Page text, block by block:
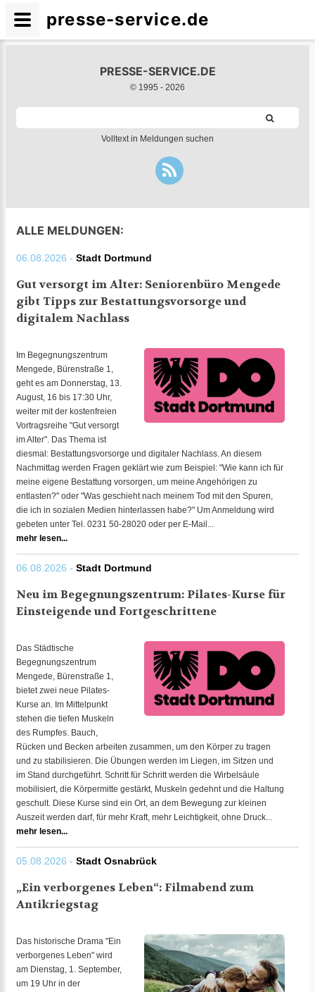
PRESSE-SERVICE.DE
© 1995 - 2026
Volltext in Meldungen suchen
ALLE MELDUNGEN:
06.08.2026 - Stadt Dortmund
Gut versorgt im Alter: Seniorenbüro Mengede
gibt Tipps zur Bestattungsvorsorge und
digitalem Nachlass
Im Begegnungszentrum
Mengede, Bürenstraße 1,
geht es am Donnerstag, 13.
August, 16 bis 17:30 Uhr,
weiter mit der kostenfreien
Vortragsreihe "Gut versorgt
im Alter". Das Thema ist
diesmal: Bestattungsvorsorge und digitaler Nachlass. An diesem
Nachmittag werden Fragen geklärt wie zum Beispiel: "Wie kann ich für
meine eigene Bestattung vorsorgen, um meine Angehörigen zu
entlasten?" oder "Was geschieht nach meinem Tod mit den Spuren,
die ich in sozialen Medien hinterlassen habe?" Um Anmeldung wird
gebeten unter Tel. 0231 50-28020 oder per E-Mail...
mehr lesen...
06.08.2026 - Stadt Dortmund
Neu im Begegnungszentrum: Pilates-Kurse für
Einsteigende und Fortgeschrittene
Das Städtische
Begegnungszentrum
Mengede, Bürenstraße 1,
bietet zwei neue Pilates-
Kurse an. Im Mittelpunkt
stehen die tiefen Muskeln
des Rumpfes. Bauch,
Rücken und Becken arbeiten zusammen, um den Körper zu tragen
und zu stabilisieren. Die Übungen werden im Liegen, im Sitzen und
im Stand durchgeführt. Schritt für Schritt werden die Wirbelsäule
mobilisiert, die Körpermitte gestärkt, Muskeln gedehnt und die Haltung
geschult. Diese Kurse sind ein Ort, an dem Bewegung zur kleinen
Auszeit werden darf, für mehr Kraft, mehr Leichtigkeit, ohne Druck...
mehr lesen...
05.08.2026 - Stadt Osnabrück
„Ein verborgenes Leben“: Filmabend zum
Antikriegstag
Das historische Drama "Ein
verborgenes Leben" wird
am Dienstag, 1. September,
um 19 Uhr in der
presse-service.de